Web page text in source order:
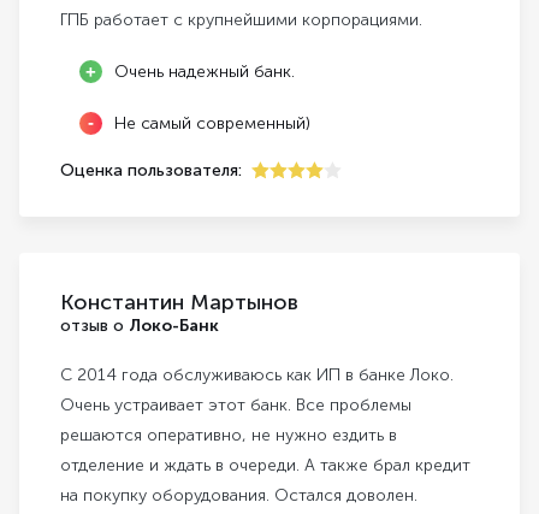
ГПБ работает с крупнейшими корпорациями.
Очень надежный банк.
Не самый современный)
Оценка пользователя:
Константин Мартынов
отзыв о Локо-Банк
С 2014 года обслуживаюсь как ИП в банке Локо.
Очень устраивает этот банк. Все проблемы
решаются оперативно, не нужно ездить в
отделение и ждать в очереди. А также брал кредит
на покупку оборудования. Остался доволен.